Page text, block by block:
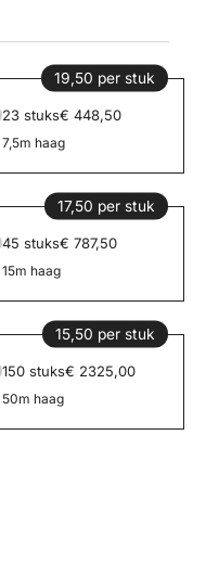
19,50 per stuk
23 stuks€ 448,50
7,5m haag
17,50 per stuk
45 stuks€ 787,50
15m haag
15,50 per stuk
150 stuks€ 2325,00
50m haag